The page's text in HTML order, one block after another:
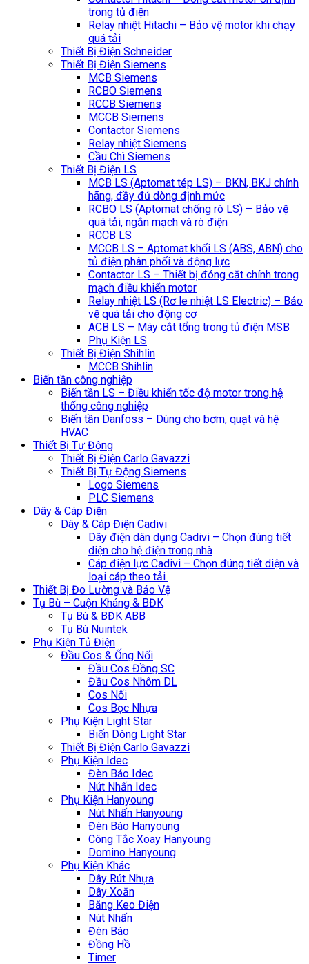
trong tủ điện
Relay nhiệt Hitachi – Bảo vệ motor khi chạy
quá tải
Thiết Bị Điện Schneider
Thiết Bị Điện Siemens
MCB Siemens
RCBO Siemens
RCCB Siemens
MCCB Siemens
Contactor Siemens
Relay nhiệt Siemens
Cầu Chì Siemens
Thiết Bị Điện LS
MCB LS (Aptomat tép LS) – BKN, BKJ chính
hãng, đầy đủ dòng định mức
RCBO LS (Aptomat chống rò LS) – Bảo vệ
quá tải, ngắn mạch và rò điện
RCCB LS
MCCB LS – Aptomat khối LS (ABS, ABN) cho
tủ điện phân phối và động lực
Contactor LS – Thiết bị đóng cắt chính trong
mạch điều khiển motor
Relay nhiệt LS (Rơ le nhiệt LS Electric) – Bảo
vệ quá tải cho động cơ
ACB LS – Máy cắt tổng trong tủ điện MSB
Phụ Kiện LS
Thiết Bị Điện Shihlin
MCCB Shihlin
Biến tần công nghiệp
Biến tần LS – Điều khiển tốc độ motor trong hệ
thống công nghiệp
Biến tần Danfoss – Dùng cho bơm, quạt và hệ
HVAC
Thiết Bị Tự Động
Thiết Bị Điện Carlo Gavazzi
Thiết Bị Tự Động Siemens
Logo Siemens
PLC Siemens
Dây & Cáp Điện
Dây & Cáp Điện Cadivi
Dây điện dân dụng Cadivi – Chọn đúng tiết
diện cho hệ điện trong nhà
Cáp điện lực Cadivi – Chọn đúng tiết diện và
loại cáp theo tải
Thiết Bị Đo Lường và Bảo Vệ
Tụ Bù – Cuộn Kháng & BĐK
Tụ Bù & BĐK ABB
Tụ Bù Nuintek
Phụ Kiện Tủ Điện
Đầu Cos & Ống Nối
Đầu Cos Đồng SC
Đầu Cos Nhôm DL
Cos Nối
Cos Bọc Nhựa
Phụ Kiện Light Star
Biến Dòng Light Star
Thiết Bị Điện Carlo Gavazzi
Phụ Kiện Idec
Đèn Báo Idec
Nút Nhấn Idec
Phụ Kiện Hanyoung
Nút Nhấn Hanyoung
Đèn Báo Hanyoung
Công Tắc Xoay Hanyoung
Domino Hanyoung
Phụ Kiện Khác
Dây Rút Nhựa
Dây Xoắn
Băng Keo Điện
Nút Nhấn
Đèn Báo
Đồng Hồ
Timer